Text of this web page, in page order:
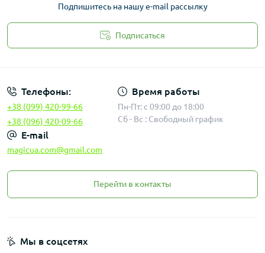
Подпишитесь на нашу e-mail рассылку
Подписаться
Телефоны:
+38 (099) 420-99-66
+38 (096) 420-09-66
Время работы
Пн-Пт: с 09:00 до 18:00
Сб - Вс : Свободный график
E-mail
magicua.com@gmail.com
Перейти в контакты
Мы в соцсетях